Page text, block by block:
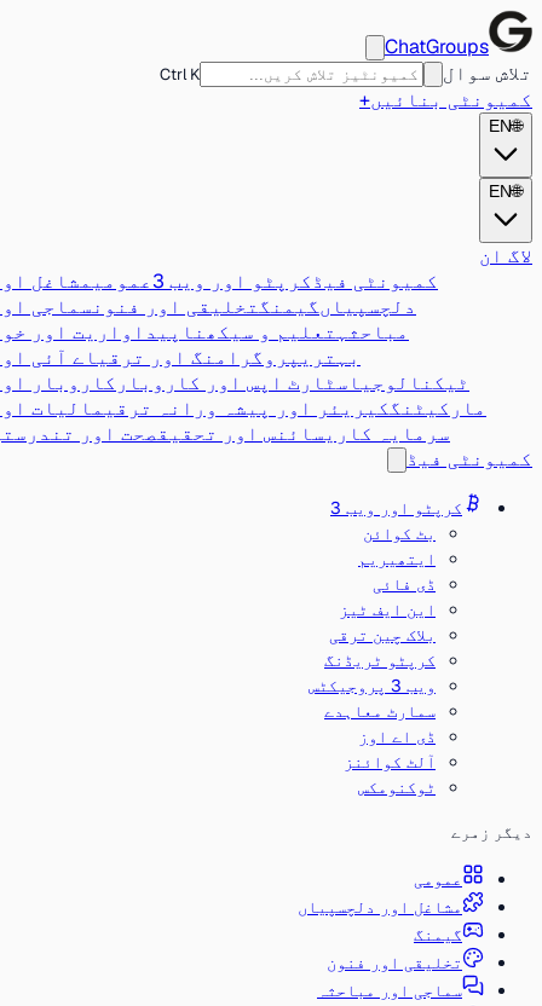
ChatGroups
تلاش سوال
Ctrl K
کمیونٹی بنائیں+
🌐
EN
🌐
EN
لاگ ان
کمیونٹی فیڈکرپٹو اور ویب 3 عمومیمشاغل اور
دلچسپیاں گیمنگتخلیقی اور فنون سماجی اور
مباحثہتعلیم و سیکھناپیداواریت اور خود
بہتری پروگرامنگ اور ترقیاے آئی اور
ٹیکنالوجیاسٹارٹ اپس اور کاروبار کاروبار اور
مارکیٹنگکیریئر اور پیشہ ورانہ ترقیمالیات اور
سرمایہ کاری سائنس اور تحقیقصحت اور تندرستی
کمیونٹی فیڈ
کرپٹو اور ویب 3
بٹ کوائن
ایتھیریم
ڈی فائی
این ایف ٹیز
بلاک چین ترقی
کرپٹو ٹریڈنگ
ویب 3 پروجیکٹس
سمارٹ معاہدے
ڈی اے اوز
آلٹ کوائنز
ٹوکنومکس
دیگر زمرے
عمومی
مشاغل اور دلچسپیاں
گیمنگ
تخلیقی اور فنون
سماجی اور مباحثہ